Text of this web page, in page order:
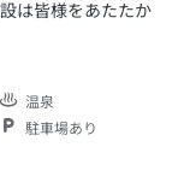
は皆様をあたたか
温泉
駐車場あり